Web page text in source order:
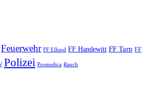
Feuerwehr FF Ellund FF Handewitt FF Tarp FF
Polizei Promedica Rauch